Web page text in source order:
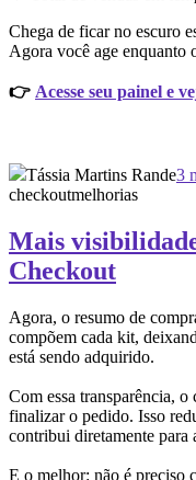
Chega de ficar no escuro
Agora você age enquanto
👉 Acesse seu painel e
Tássia Martins Rande3
checkoutmelhorias
Mais
Checkout
Agora, o resumo de
compõem cada kit,
está sendo adquirido.
Com essa transparência, o
finalizar o pedido. Isso
contribui diretamente para
E o melhor: não é preciso